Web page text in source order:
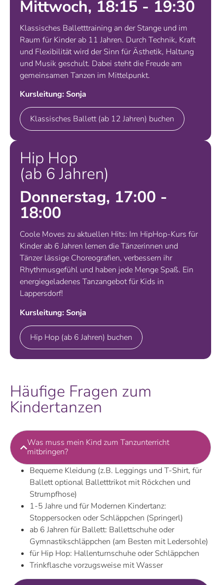
Mittwoch, 18:15 - 19:30
Klassisches Balletttraining an der Stange und im
Raum für Kinder ab 11 Jahren. Durch Technik, Kraft
und Flexibilität wird der Sinn für Ästhetik, Haltung
und Musik geschult. Dabei steht die Freude am
gemeinsamen Tanzen im Mittelpunkt.
Kursleitung: Sonja
Klassisches Ballett (ab 12 Jahren) buchen
Hip Hop
(ab 6 Jahren)
Donnerstag, 17:00 -
18:00
Coole Moves zu aktuellen Hits: Im HipHop-Kurs für
Kinder ab 6 Jahren lernen die Tänzerinnen und
Tänzer lässige Choreografien, verbessern ihr
Rhythmusgefühl und haben jede Menge Spaß. Ein
energiegeladenes Tanzangebot für Kids in
Lappersdorf!
Kursleitung: Sonja
Hip Hop (ab 6 Jahren) buchen
Häufige Fragen zum
Kindertanzen
Was muss mein Kind zum Tanzunterricht
mitbringen?
Bequeme Kleidung (z.B. Leggings und T-Shirt, für
Ballett optional Balletttrikot mit Röckchen und
Strumpfhose)
1-5 Jahre und für Modernen Kindertanz:
Stoppersocken oder Schläppchen (Springerl)
ab 6 Jahren für Ballett: Ballettschuhe oder
Gymnastikschläppchen (am Besten mit Ledersohle)
für Hip Hop: Hallenturnschuhe oder Schläppchen
Trinkflasche vorzugsweise mit Wasser